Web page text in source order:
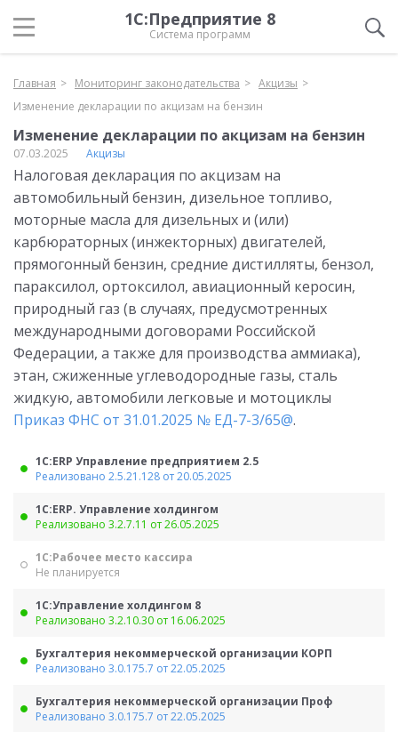
1С:Предприятие 8
Система программ
Главная Мониторинг законодательства
Акцизы
Изменение декларации по акцизам на бензин
Изменение декларации по акцизам на бензин
07.03.2025 Акцизы
Налоговая декларация по акцизам на
автомобильный бензин, дизельное топливо,
моторные масла для дизельных и (или)
карбюраторных (инжекторных) двигателей,
прямогонный бензин, средние дистилляты, бензол,
параксилол, ортоксилол, авиационный керосин,
природный газ (в случаях, предусмотренных
международными договорами Российской
Федерации, а также для производства аммиака),
этан, сжиженные углеводородные газы, сталь
жидкую, автомобили легковые и мотоциклы
Приказ ФНС от 31.01.2025 № ЕД-7-3/65@.
1С:ERP Управление предприятием 2.5
Реализовано 2.5.21.128 от 20.05.2025
1С:ERP. Управление холдингом
Реализовано 3.2.7.11 от 26.05.2025
1С:Рабочее место кассира
Не планируется
1С:Управление холдингом 8
Реализовано 3.2.10.30 от 16.06.2025
Бухгалтерия некоммерческой организации КОРП
Реализовано 3.0.175.7 от 22.05.2025
Бухгалтерия некоммерческой организации Проф
Реализовано 3.0.175.7 от 22.05.2025